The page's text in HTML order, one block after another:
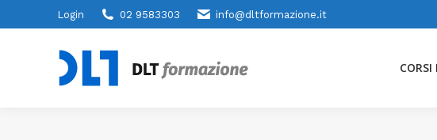
Login 02 9583303 info@dltformazione.it